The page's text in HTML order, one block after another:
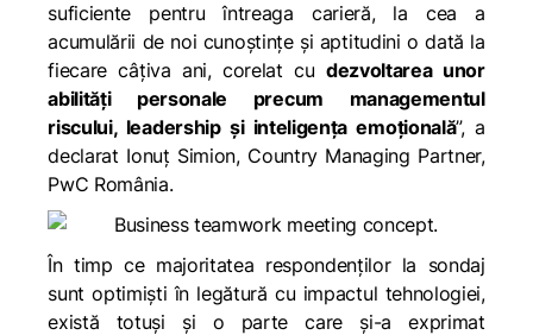
suficiente pentru întreaga carieră, la cea a
acumulării de noi cunoștințe şi aptitudini o dată la
fiecare câțiva ani, corelat cudezvoltarea unor
abilități personale precum managementul
riscului, leadership şi inteligența emoțională”, a
declarat Ionuţ Simion, Country Managing Partner,
PwC România.
În timp ce majoritatea respondenților la sondaj
sunt optimiști în legătură cu impactul tehnologiei,
există totuși și o parte care și-a exprimat